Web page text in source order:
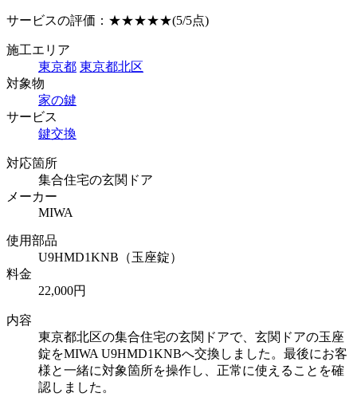
サービスの評価： ★★★★★(5/5点)
施工エリア
東京都 東京都北区
対象物
家の鍵
サービス
鍵交換
対応箇所
集合住宅の玄関ドア
メーカー
MIWA
使用部品
U9HMD1KNB（玉座錠）
料金
22,000円
内容
東京都北区の集合住宅の玄関ドアで、玄関ドアの玉座
錠をMIWA U9HMD1KNBへ交換しました。最後にお客
様と一緒に対象箇所を操作し、正常に使えることを確
認しました。